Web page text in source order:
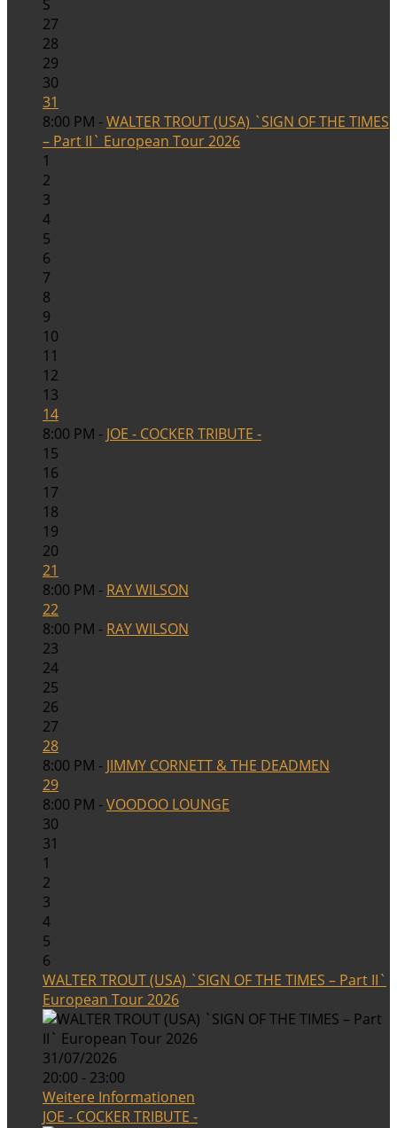
S
27
28
29
30
31
8:00 PM -WALTER TROUT (USA) `SIGN OF THE TIMES
– Part II` European Tour 2026
1
2
3
4
5
6
7
8
9
10
11
12
13
14
8:00 PM - JOE - COCKER TRIBUTE -
15
16
17
18
19
20
21
8:00 PM - RAY WILSON
22
8:00 PM - RAY WILSON
23
24
25
26
27
28
8:00 PM - JIMMY CORNETT & THE DEADMEN
29
8:00 PM -VOODOO LOUNGE
30
31
1
2
3
4
5
6
WALTER TROUT (USA) `SIGN OF THE TIMES – Part II`
European Tour 2026
31/07/2026
20:00 - 23:00
Weitere Informationen
JOE - COCKER TRIBUTE -